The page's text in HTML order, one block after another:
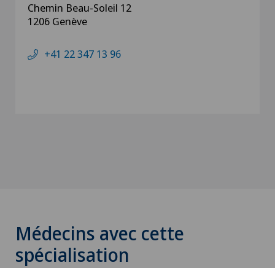
Chemin Beau-Soleil 12
1206 Genève
+41 22 347 13 96
Médecins avec cette
spécialisation